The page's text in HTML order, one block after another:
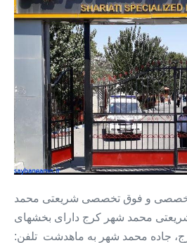
تخصصی و فوق تخصصی شریعتی محمد
محمد شهر کرج دارای بخشهای
جاده محمد شهر به ماهدشت تلفن: